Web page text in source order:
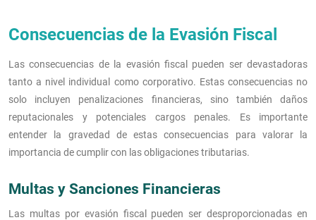
Consecuencias de la Evasión Fiscal
Las consecuencias de la evasión fiscal pueden ser devastadoras
tanto a nivel individual como corporativo. Estas consecuencias no
solo incluyen penalizaciones financieras, sino también daños
reputacionales y potenciales cargos penales. Es importante
entender la gravedad de estas consecuencias para valorar la
importancia de cumplir con las obligaciones tributarias.
Multas y Sanciones Financieras
Las multas por evasión fiscal pueden ser desproporcionadas en